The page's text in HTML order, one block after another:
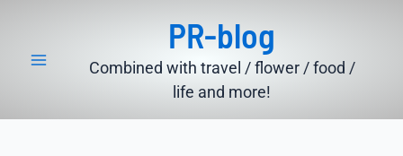
PR-blog
Combined with travel / flower / food /
life and more!